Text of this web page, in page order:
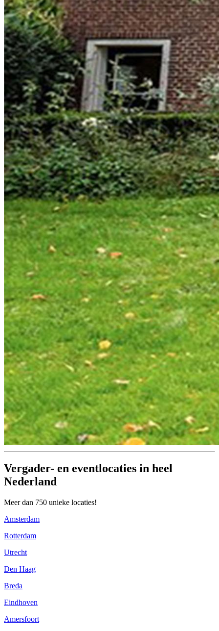
Vergader- en eventlocaties in heel
Nederland
Meer dan 750 unieke locaties!
Amsterdam
Rotterdam
Utrecht
Den Haag
Breda
Eindhoven
Amersfoort